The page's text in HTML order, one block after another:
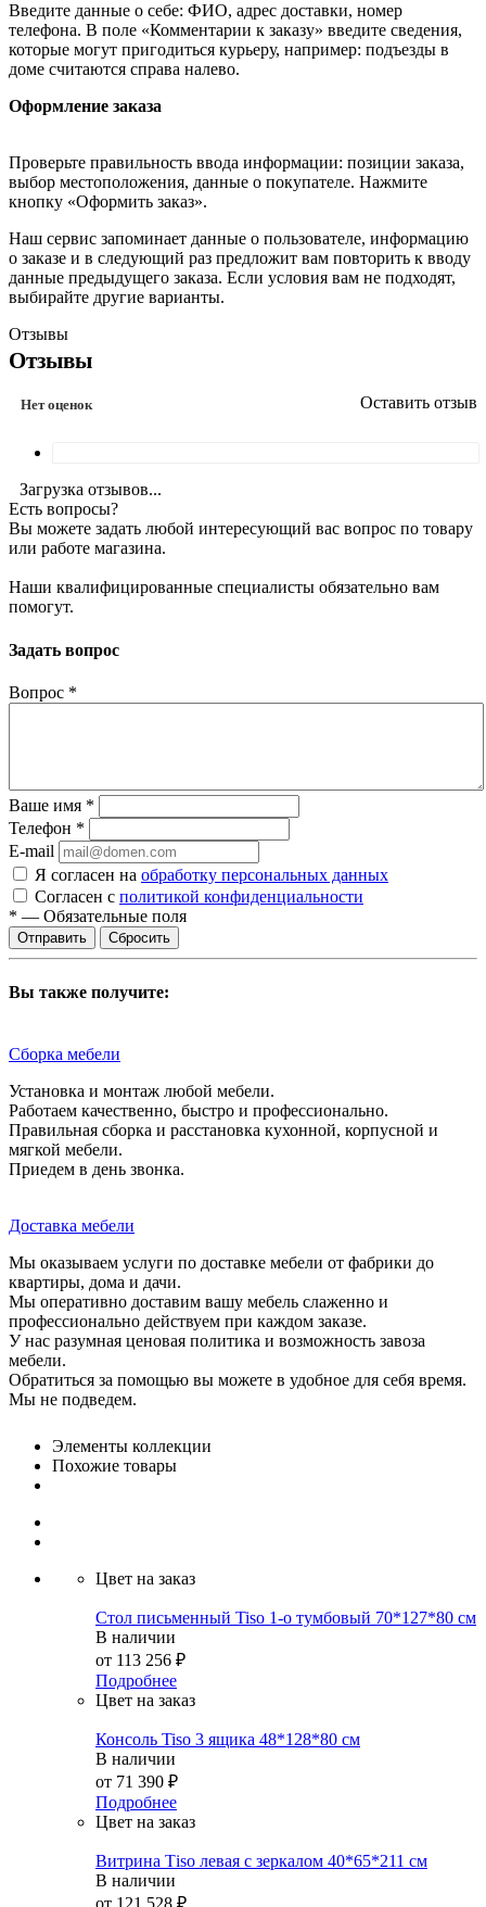
Введите данные о себе: ФИО, адрес доставки, номер
телефона. В поле «Комментарии к заказу» введите сведения,
которые могут пригодиться курьеру, например: подъезды в
доме считаются справа налево.
Оформление заказа
Проверьте правильность ввода информации: позиции заказа,
выбор местоположения, данные о покупателе. Нажмите
кнопку «Оформить заказ».
Наш сервис запоминает данные о пользователе, информацию
о заказе и в следующий раз предложит вам повторить к вводу
данные предыдущего заказа. Если условия вам не подходят,
выбирайте другие варианты.
Отзывы
Отзывы
Нет оценок Оставить отзыв
Загрузка отзывов...
Есть вопросы?
Вы можете задать любой интересующий вас вопрос по товару
или работе магазина.
Наши квалифицированные специалисты обязательно вам
помогут.
Задать вопрос
Вопрос *
Ваше имя *
Телефон *
E-mail
Я согласен на обработку персональных данных
Согласен с политикой конфиденциальности
* — Обязательные поля
Сбросить
Вы также получите:
Сборка мебели
Установка и монтаж любой мебели.
Работаем качественно, быстро и профессионально.
Правильная сборка и расстановка кухонной, корпусной и
мягкой мебели.
Приедем в день звонка.
Доставка мебели
Мы оказываем услуги по доставке мебели от фабрики до
квартиры, дома и дачи.
Мы оперативно доставим вашу мебель слаженно и
профессионально действуем при каждом заказе.
У нас разумная ценовая политика и возможность завоза
мебели.
Обратиться за помощью вы можете в удобное для себя время.
Мы не подведем.
Элементы коллекции
Похожие товары
Цвет на заказ
Стол письменный Tiso 1-о тумбовый 70*127*80 см
В наличии
от 113 256 ₽
Подробнее
Цвет на заказ
Консоль Tiso 3 ящика 48*128*80 см
В наличии
от 71 390 ₽
Подробнее
Цвет на заказ
Витрина Тiso левая с зеркалом 40*65*211 см
В наличии